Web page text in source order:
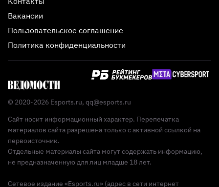
Вакансии
Пользовательское соглашение
Политика конфиденциальности
© 2020-2026 Esports.ru, qq@esports.ru
Сайт носит информационный характер. Перепечатка
материалов сайта разрешена только с активной ссылкой на
первоисточник.
Отдельные материалы сайта могут содержать информацию,
не предназначенную для лиц младше 18 лет.
Сетевое издание «Esports.ru» (адрес в сети интернет